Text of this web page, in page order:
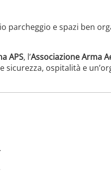
parcheggio e spazi ben
APS, l’Associazione Arma
sicurezza, ospitalità e